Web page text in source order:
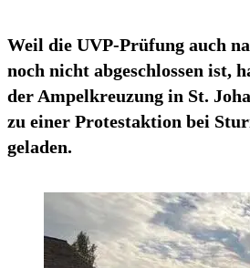
Weil die UVP-Prüfung auch
noch nicht abgeschlossen ist,
der Ampelkreuzung in St.
zu einer Protestaktion bei
geladen.